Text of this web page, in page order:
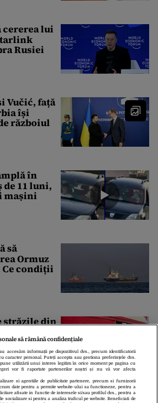
cererea lui
Rusiei
Vučić, față
își
războiul
în
de 11 luni,
mașini
să
Ormuz
Ce condiții
străzile din
să rămână confidențiale
accesăm informații pe dispozitivul dvs., precum identificatorii
caracter personal. Puteți accepta sau gestiona preferințele dvs.
utilizării unui interes legitim în orice moment pe pagina cu
vor fi raportate partenerilor noștri și nu vă vor afecta
si agentiile de publicitate partenere, precum si furnizorii
date pentru a permite website-ului sa functioneze, pentru a
afisate in functie de interesele si/sau profilul dvs., pentru a
socializare si pentru a analiza traficul pe website. Beneficiati de